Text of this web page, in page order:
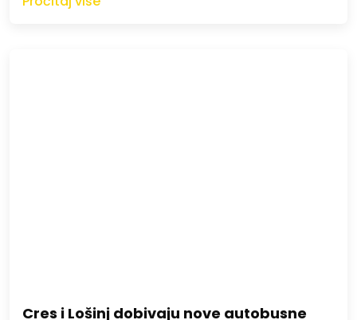
Cres i Lošinj dobivaju nove autobusne